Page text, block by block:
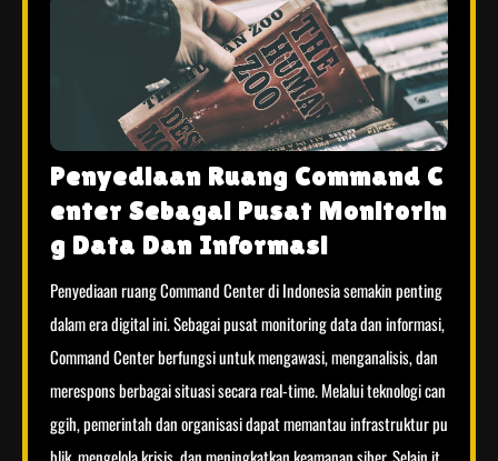
Penyediaan Ruang Command C
enter Sebagai Pusat Monitorin
g Data Dan Informasi
Penyediaan ruang Command Center di Indonesia semakin penting
dalam era digital ini. Sebagai pusat monitoring data dan informasi,
Command Center berfungsi untuk mengawasi, menganalisis, dan
merespons berbagai situasi secara real-time. Melalui teknologi can
ggih, pemerintah dan organisasi dapat memantau infrastruktur pu